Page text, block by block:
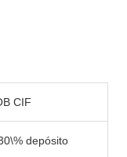
CIF
depósito